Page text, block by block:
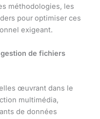
méthodologies, les
pour optimiser ces
exigeant.
de fichiers
œuvrant dans le
multimédia,
de données